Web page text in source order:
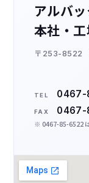
アルバ
本社・
〒253-8522
TEL 0467-
FAX 0467-
※ 0467-85-6522